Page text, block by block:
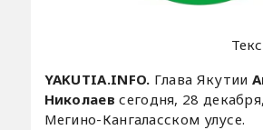
YAKUTIA.INFO. Глава Якутии
Николаев сегодня, 28
Мегино-Кангаласском улусе.